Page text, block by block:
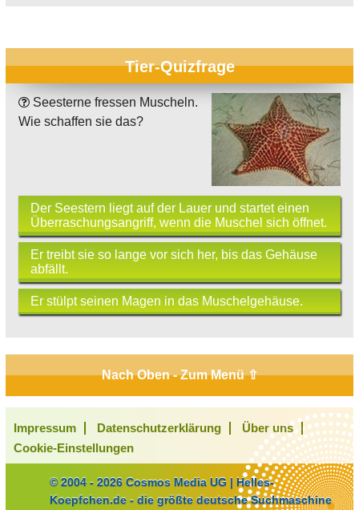
Tier-Quizfrage
Seesterne fressen Muscheln.
Wie schaffen sie das?
Der Seestern liegt auf der Lauer und startet einen
Überraschungsangriff, wenn die Muschel sich öffnet.
Er treibt sie so lange vor sich her, bis das Gehäuse
abfällt.
Er stülpt seinen Magen in das Muschelgehäuse.
Nach Oben - Zum Menü ⇧
Impressum Datenschutzerklärung
Über uns
Cookie-Einstellungen
© 2004 - 2026 Cosmos Media UG | Helles-
Koepfchen.de - die größte deutsche Suchmaschine